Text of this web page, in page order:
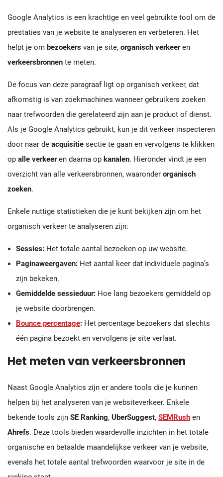
Google Analytics is een krachtige en veel gebruikte tool om de
prestaties van je website te analyseren en verbeteren. Het
helpt je om bezoekers van je site, organisch verkeeren
verkeersbronnen te meten.
De focus van deze paragraaf ligt op organisch verkeer, dat
afkomstig is van zoekmachines wanneer gebruikers zoeken
naar trefwoorden die gerelateerd zijn aan je product of dienst.
Als je Google Analytics gebruikt, kun je dit verkeer inspecteren
door naar de acquisitie sectie te gaan en vervolgens te klikken
op alle verkeeren daarna op kanalen. Hieronder vindt je een
overzicht van alle verkeersbronnen, waaronder organisch
zoeken.
Enkele nuttige statistieken die je kunt bekijken zijn om het
organisch verkeer te analyseren zijn:
Sessies:Het totale aantal bezoeken op uw website.
Paginaweergaven:Het aantal keer dat individuele pagina’s
zijn bekeken.
Gemiddelde sessieduur:Hoe lang bezoekers gemiddeld op
je website doorbrengen.
Bounce percentage:Het percentage bezoekers dat slechts
één pagina bezoekt en vervolgens je site verlaat.
Het meten van verkeersbronnen
Naast Google Analytics zijn er andere tools die je kunnen
helpen bij het analyseren van je websiteverkeer. Enkele
bekende tools zijn SE Ranking, UberSuggest, SEMRush en
Ahrefs. Deze tools bieden waardevolle inzichten in het totale
organische en betaalde maandelijkse verkeer van je website,
evenals het totale aantal trefwoorden waarvoor je site in de